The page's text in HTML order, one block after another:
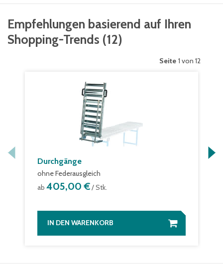
Empfehlungen basierend auf Ihren
Shopping-Trends (12)
Seite 1 von 12
Durchgänge
ohne Federausgleich
ab 405,00 €/ Stk.
IN DEN WARENKORB